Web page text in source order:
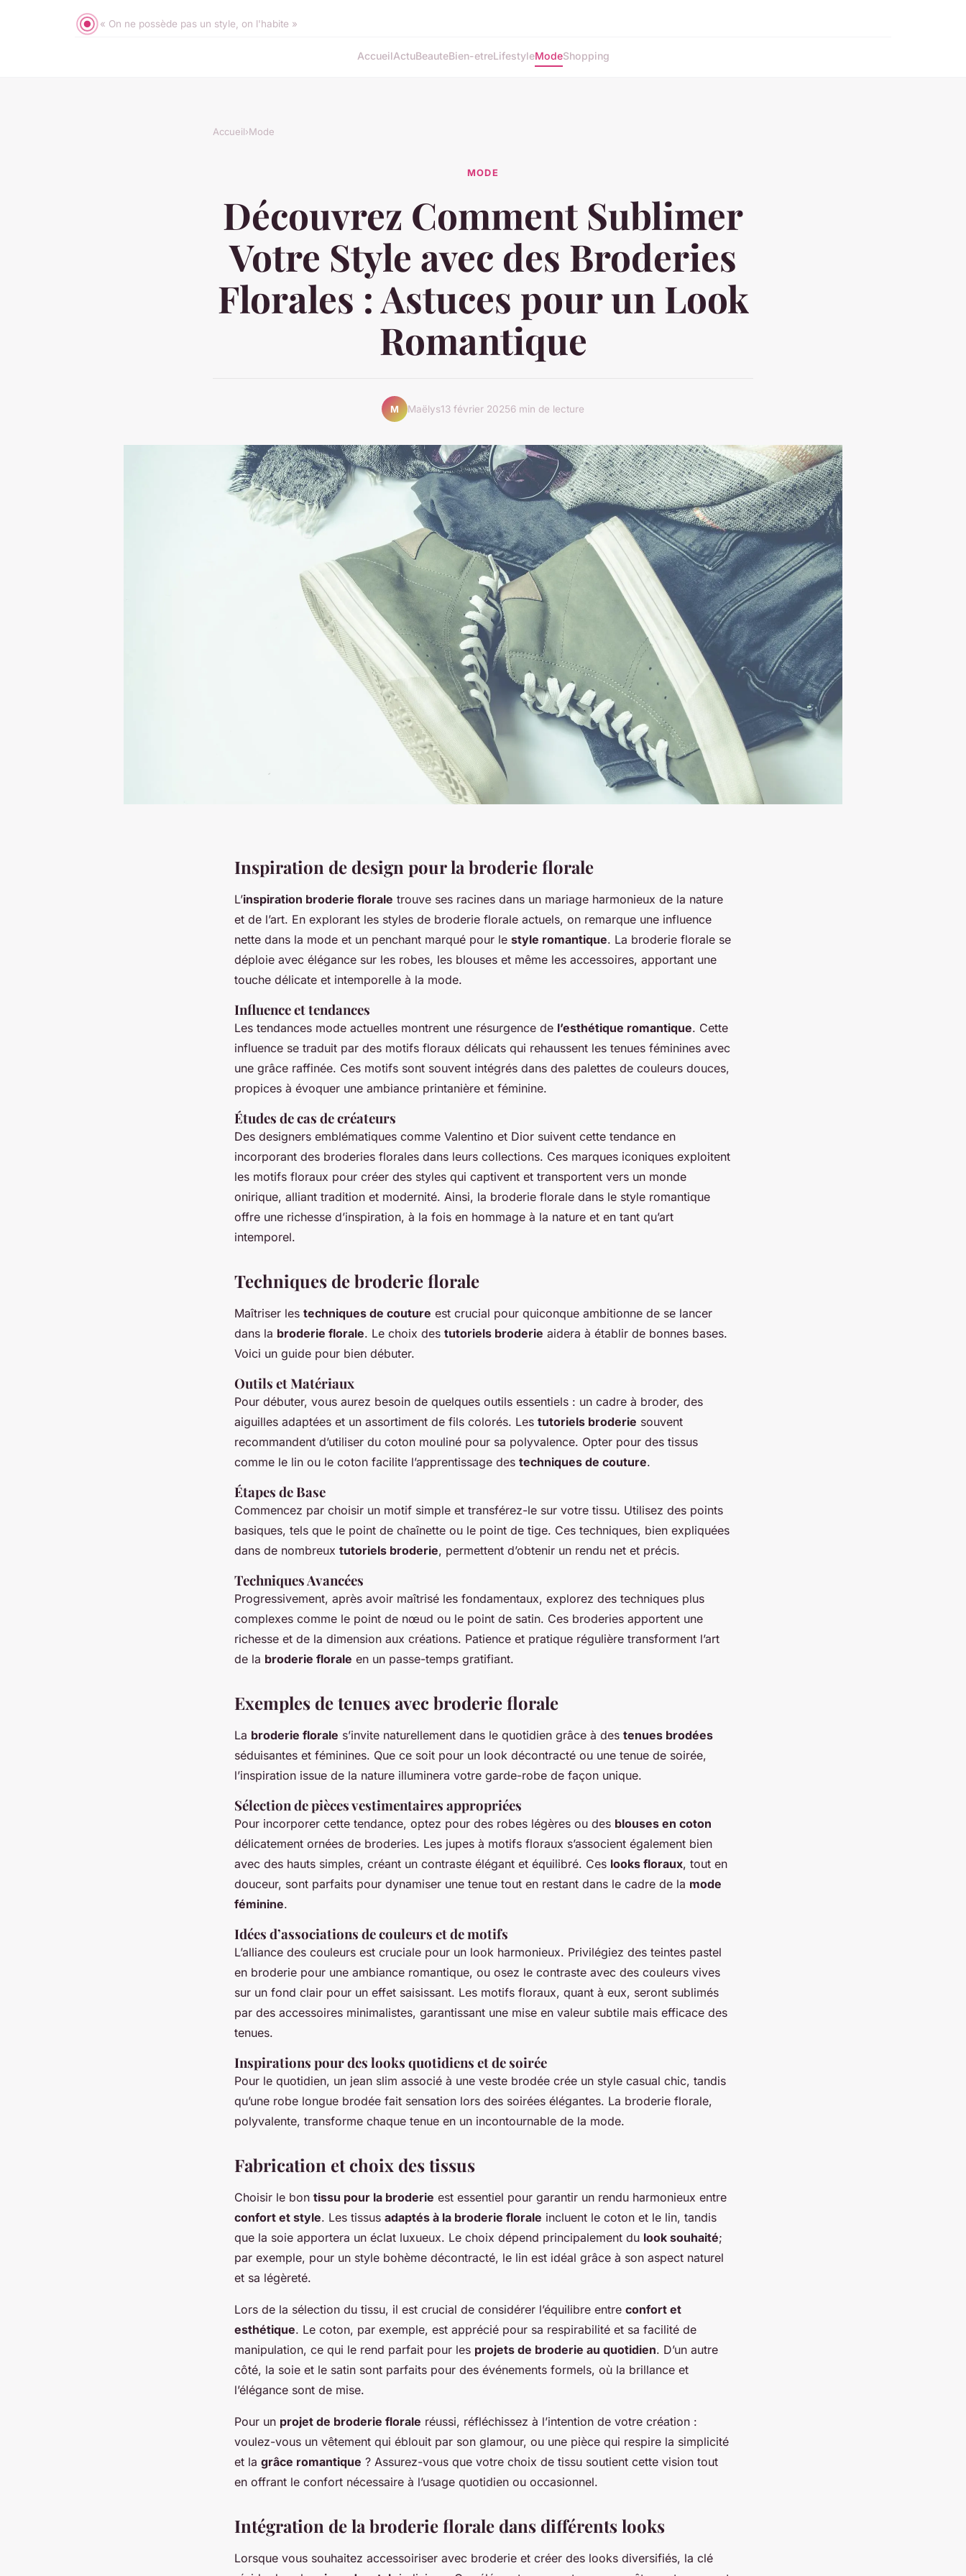
« On ne possède pas un style, on l'habite »
AccueilActuBeauteBien-etreLifestyleModeShopping
Accueil›Mode
MODE
Découvrez Comment Sublimer
Votre Style avec des Broderies
Florales : Astuces pour un Look
Romantique
M Maëlys13 février 20256 min de lecture
Inspiration de design pour la broderie florale
L’inspiration broderie florale trouve ses racines dans un mariage harmonieux de la nature
et de l’art. En explorant les styles de broderie florale actuels, on remarque une influence
nette dans la mode et un penchant marqué pour le style romantique. La broderie florale se
déploie avec élégance sur les robes, les blouses et même les accessoires, apportant une
touche délicate et intemporelle à la mode.
Influence et tendances
Les tendances mode actuelles montrent une résurgence de l’esthétique romantique. Cette
influence se traduit par des motifs floraux délicats qui rehaussent les tenues féminines avec
une grâce raffinée. Ces motifs sont souvent intégrés dans des palettes de couleurs douces,
propices à évoquer une ambiance printanière et féminine.
Études de cas de créateurs
Des designers emblématiques comme Valentino et Dior suivent cette tendance en
incorporant des broderies florales dans leurs collections. Ces marques iconiques exploitent
les motifs floraux pour créer des styles qui captivent et transportent vers un monde
onirique, alliant tradition et modernité. Ainsi, la broderie florale dans le style romantique
offre une richesse d’inspiration, à la fois en hommage à la nature et en tant qu’art
intemporel.
Techniques de broderie florale
Maîtriser les techniques de couture est crucial pour quiconque ambitionne de se lancer
dans la broderie florale. Le choix des tutoriels broderie aidera à établir de bonnes bases.
Voici un guide pour bien débuter.
Outils et Matériaux
Pour débuter, vous aurez besoin de quelques outils essentiels : un cadre à broder, des
aiguilles adaptées et un assortiment de fils colorés. Les tutoriels broderie souvent
recommandent d’utiliser du coton mouliné pour sa polyvalence. Opter pour des tissus
comme le lin ou le coton facilite l’apprentissage des techniques de couture.
Étapes de Base
Commencez par choisir un motif simple et transférez-le sur votre tissu. Utilisez des points
basiques, tels que le point de chaînette ou le point de tige. Ces techniques, bien expliquées
dans de nombreux tutoriels broderie, permettent d’obtenir un rendu net et précis.
Techniques Avancées
Progressivement, après avoir maîtrisé les fondamentaux, explorez des techniques plus
complexes comme le point de nœud ou le point de satin. Ces broderies apportent une
richesse et de la dimension aux créations. Patience et pratique régulière transforment l’art
de la broderie florale en un passe-temps gratifiant.
Exemples de tenues avec broderie florale
La broderie florale s’invite naturellement dans le quotidien grâce à des tenues brodées
séduisantes et féminines. Que ce soit pour un look décontracté ou une tenue de soirée,
l’inspiration issue de la nature illuminera votre garde-robe de façon unique.
Sélection de pièces vestimentaires appropriées
Pour incorporer cette tendance, optez pour des robes légères ou des blouses en coton
délicatement ornées de broderies. Les jupes à motifs floraux s’associent également bien
avec des hauts simples, créant un contraste élégant et équilibré. Ces looks floraux, tout en
douceur, sont parfaits pour dynamiser une tenue tout en restant dans le cadre de la mode
féminine.
Idées d’associations de couleurs et de motifs
L’alliance des couleurs est cruciale pour un look harmonieux. Privilégiez des teintes pastel
en broderie pour une ambiance romantique, ou osez le contraste avec des couleurs vives
sur un fond clair pour un effet saisissant. Les motifs floraux, quant à eux, seront sublimés
par des accessoires minimalistes, garantissant une mise en valeur subtile mais efficace des
tenues.
Inspirations pour des looks quotidiens et de soirée
Pour le quotidien, un jean slim associé à une veste brodée crée un style casual chic, tandis
qu’une robe longue brodée fait sensation lors des soirées élégantes. La broderie florale,
polyvalente, transforme chaque tenue en un incontournable de la mode.
Fabrication et choix des tissus
Choisir le bon tissu pour la broderie est essentiel pour garantir un rendu harmonieux entre
confort et style. Les tissus adaptés à la broderie florale incluent le coton et le lin, tandis
que la soie apportera un éclat luxueux. Le choix dépend principalement du look souhaité;
par exemple, pour un style bohème décontracté, le lin est idéal grâce à son aspect naturel
et sa légèreté.
Lors de la sélection du tissu, il est crucial de considérer l’équilibre entre confort et
esthétique. Le coton, par exemple, est apprécié pour sa respirabilité et sa facilité de
manipulation, ce qui le rend parfait pour les projets de broderie au quotidien. D’un autre
côté, la soie et le satin sont parfaits pour des événements formels, où la brillance et
l’élégance sont de mise.
Pour un projet de broderie florale réussi, réfléchissez à l’intention de votre création :
voulez-vous un vêtement qui éblouit par son glamour, ou une pièce qui respire la simplicité
et la grâce romantique ? Assurez-vous que votre choix de tissu soutient cette vision tout
en offrant le confort nécessaire à l’usage quotidien ou occasionnel.
Intégration de la broderie florale dans différents looks
Lorsque vous souhaitez accessoiriser avec broderie et créer des looks diversifiés, la clé